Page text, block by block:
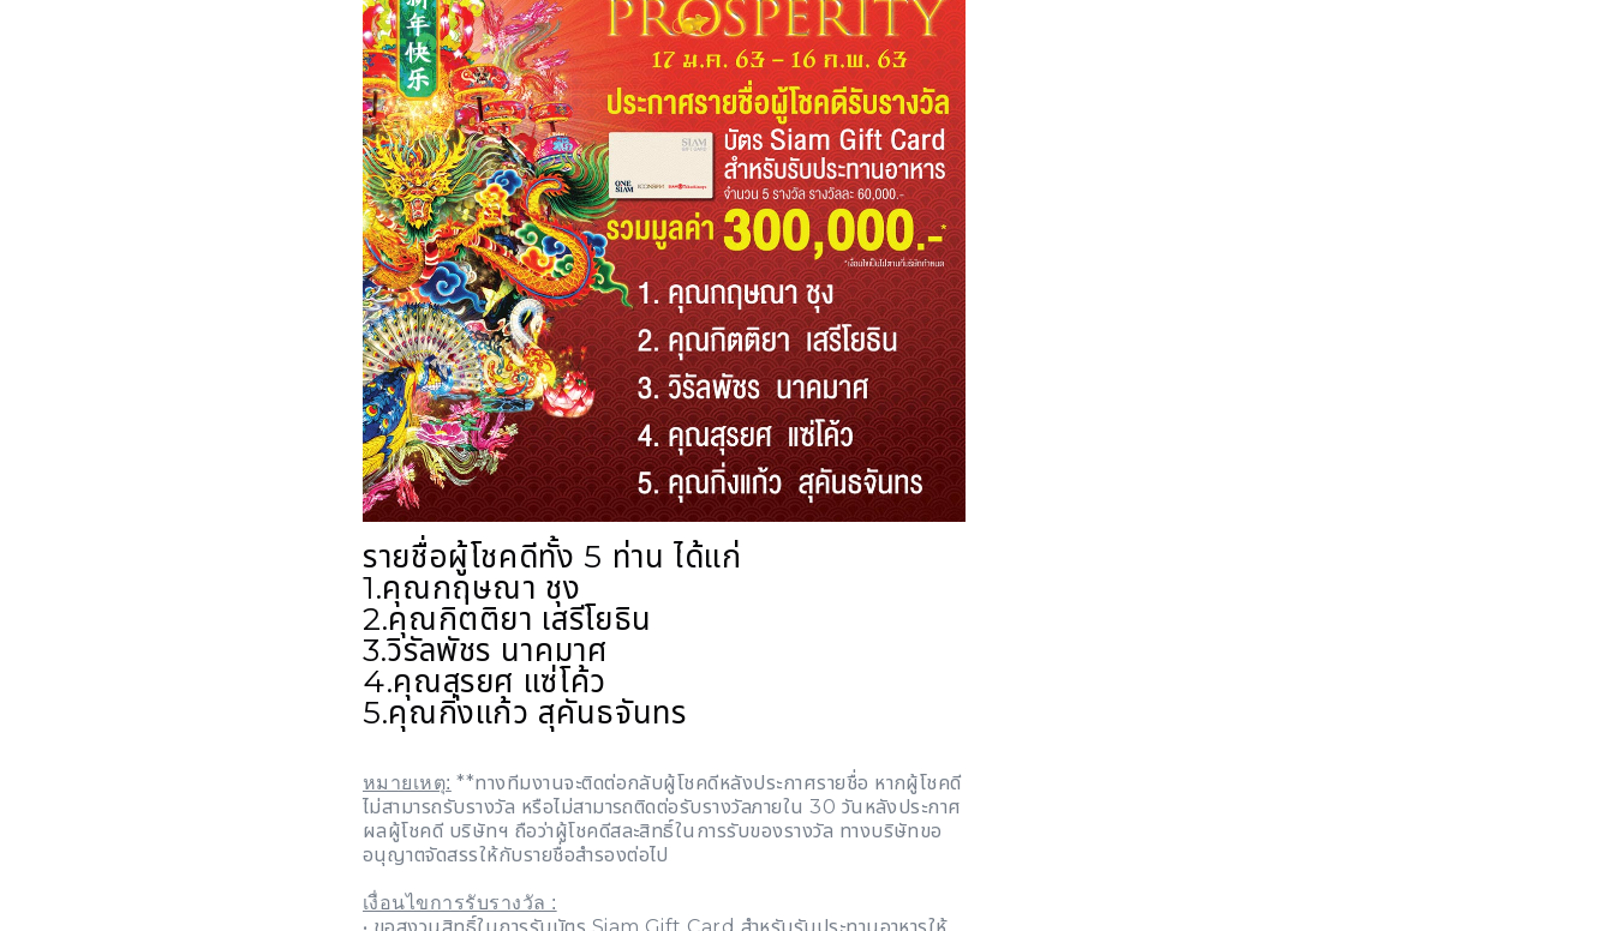
รายชื่อผู้โชคดีทั้ง 5 ท่าน ได้แก่
1.คุณกฤษณา ชุง
2.คุณกิตติยา เสรีโยธิน
3.วิรัลพัชร นาคมาศ
4.คุณสุรยศ แซ่โค้ว
5.คุณกิ่งแก้ว สุคันธจันทร
หมายเหตุ: **ทางทีมงานจะติดต่อกลับผู้โชคดีหลังประกาศรายชื่อ หากผู้โชคดี
ไม่สามารถรับรางวัล หรือไม่สามารถติดต่อรับรางวัลภายใน 30 วันหลังประกาศ
ผลผู้โชคดี บริษัทฯ ถือว่าผู้โชคดีสละสิทธิ์ในการรับของรางวัล ทางบริษัทขอ
อนุญาตจัดสรรให้กับรายชื่อสำรองต่อไป
เงื่อนไขการรับรางวัล :